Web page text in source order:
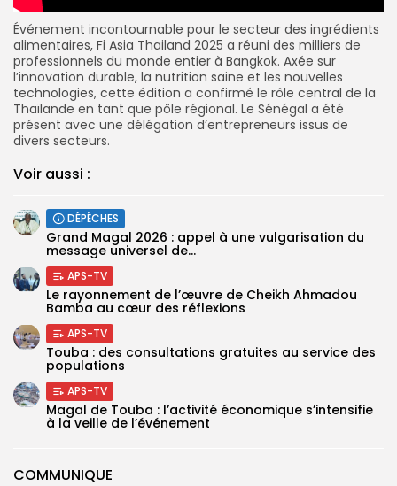
COMMUNIQUE
Événement incontournable pour le secteur des ingrédients
alimentaires, Fi Asia Thailand 2025 a réuni des milliers de
professionnels du monde entier à Bangkok. Axée sur
l’innovation durable, la nutrition saine et les nouvelles
technologies, cette édition a confirmé le rôle central de la
Thaïlande en tant que pôle régional. Le Sénégal a été
présent avec une délégation d’entrepreneurs issus de
divers secteurs.
Voir aussi :
DÉPÊCHES
Grand Magal 2026 : appel à une vulgarisation du
message universel de...
APS-TV
Le rayonnement de l’œuvre de Cheikh Ahmadou
Bamba au cœur des réflexions
APS-TV
Touba : des consultations gratuites au service des
populations
APS-TV
Magal de Touba : l’activité économique s’intensifie
à la veille de l’événement